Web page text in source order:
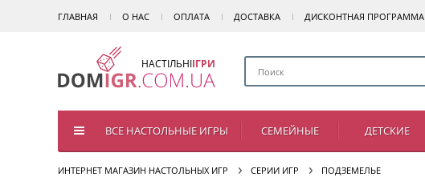
ГЛАВНАЯ О НАС ОПЛАТА ДОСТАВКА ДИСКОНТНАЯ ПРОГРАММА
НАСТІЛЬНІІГРИ
ВСЕ НАСТОЛЬНЫЕ ИГРЫ СЕМЕЙНЫЕ ДЕТСКИЕ
ИНТЕРНЕТ МАГАЗИН НАСТОЛЬНЫХ ИГР СЕРИИ ИГР ПОДЗЕМЕЛЬЕ